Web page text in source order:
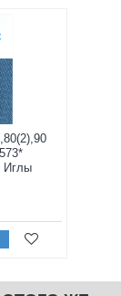
Иглы